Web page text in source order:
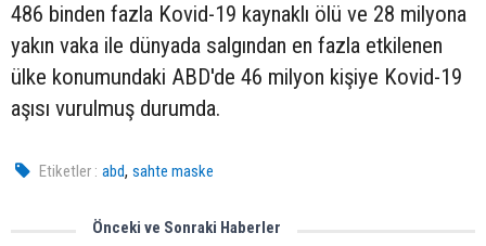
486 binden fazla Kovid-19 kaynaklı ölü ve 28 milyona
yakın vaka ile dünyada salgından en fazla etkilenen
ülke konumundaki ABD'de 46 milyon kişiye Kovid-19
aşısı vurulmuş durumda.
Etiketler : abd,sahte maske
Önceki ve Sonraki Haberler